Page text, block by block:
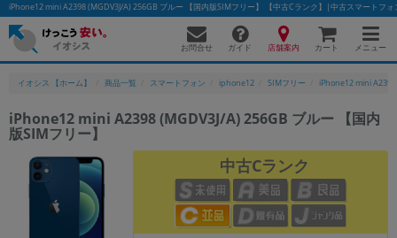
iPhone12 mini A2398 (MGDV3J/A) 256GB ブルー 【国内版SIMフリー】 【中古Cランク】|中古スマートフ
お問合せ ガイド 店舗案内 カート メニュー
イオシス 【ホーム】 商品一覧 スマートフォン iphone12 SIMフリー iPhone12 mini A2398
iPhone12 mini A2398 (MGDV3J/A) 256GB ブルー 【国内
版SIMフリー】
中古Cランク
かんたんパソコン検索に切り替える
フリーワード